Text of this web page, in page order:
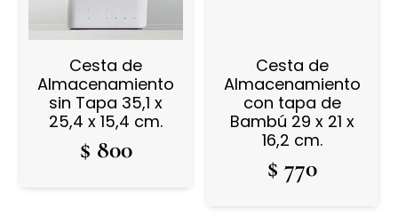
Cesta de
Almacenamiento
sin Tapa 35,1 x
25,4 x 15,4 cm.
$ 800
Cesta de
Almacenamiento
con tapa de
Bambú 29 x 21 x
16,2 cm.
$ 770